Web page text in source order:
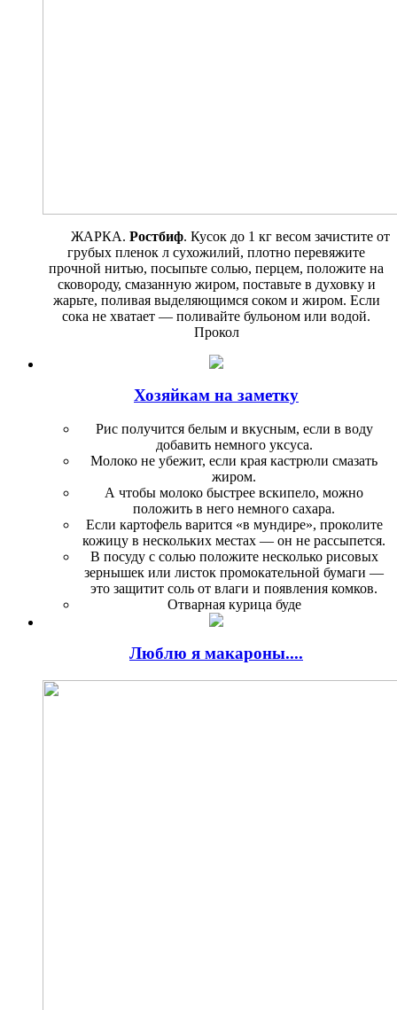
ЖАРКА. Ростбиф. Кусок до 1 кг весом зачистите от
грубых пленок л сухожилий, плотно перевяжите
прочной нитью, посыпьте солью, перцем, положите на
сковороду, смазанную жиром, поставьте в ду­ховку и
жарьте, поливая выделяю­щимся соком и жиром. Если
сока не хватает — поливайте бульоном или водой.
Прокол
Хозяйкам на заметку
Рис получится белым и вкусным, если в воду
добавить немного уксуса.
Молоко не убежит, если края кастрюли смазать
жиром.
А чтобы молоко быстрее вскипело, можно
положить в него немного сахара.
Если картофель варится «в мундире», проколите
кожицу в нескольких местах — он не рас­сыпется.
В посуду с солью положите несколько рисовых
зернышек или листок промокательной бу­маги —
это защитит соль от влаги и появления комков.
Отварная курица буде
Люблю я макароны....